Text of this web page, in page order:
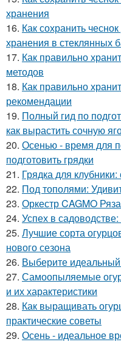
хранения
16. Как сохранить
хранения в стеклянных
17. Как правильно
методов
18. Как правильно
рекомендации
19. Полный гид по
как вырастить сочную
20. Осенью - время для
подготовить грядки
21. Грядка для
22. Под тополями:
23. Оркестр CAGMO
24. Успех в
25. Лучшие сорта
нового сезона
26. Выберите
27. Самоопыляемые
и их характеристики
28. Как выращивать
практические советы
29. Осень - идеальное